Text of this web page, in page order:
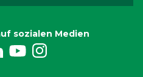
sozialen Medien